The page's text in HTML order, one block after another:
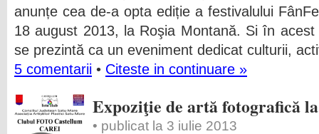
anunțe cea de-a opta ediție a festivalului
18 august 2013, la Roşia Montană. Si în
se prezintă ca un eveniment dedicat culturii,
5 comentarii • Citeste in continuare »
Expoziţie de artă fotografică
• publicat la 3 iulie 2013